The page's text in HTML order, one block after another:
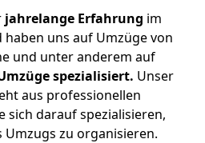
jahrelange Erfahrung im
uns auf Umzüge von
und unter anderem auf
spezialisiert. Unser
aus professionellen
sich darauf spezialisieren,
Umzugs zu organisieren.